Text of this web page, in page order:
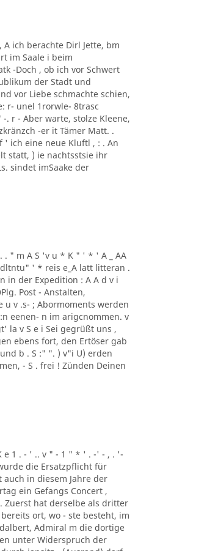
ich berachte Dirl Jette, bm
im Saale i beim
-Doch , ob ich vor Schwert
der Stadt und
vor Liebe schmachte schien,
r- unel 1rorwle- 8trasc
r - Aber warte, stolze Kleene,
-er it Tämer Matt. .
ich eine neue Kluftl , : . An
statt, ) ie nachtsstsie ihr
sindet imSaake der
. " m A S 'v u * K " ' * ' A _ AA
' * reis e_A latt litteran .
in der Expedition : A A d v i
Post - Anstalten,
v .s- ; Abormoments werden
eenen- n im arigcnommen. v
la v S e i Sei gegrüßt uns ,
ebens fort, den Ertöser gab
b . S :" ". ) v"i U) erden
- S . frei ! Zünden Deinen
e 1 . - ' .. v " - 1 " * ' . -' - , . '-
die Ersatzpflicht für
in diesem Jahre der
ein Gefangs Concert ,
Zuerst hat derselbe als dritter
ort, wo - ste besteht, im
Admiral m die dortige
unter Widerspruch der